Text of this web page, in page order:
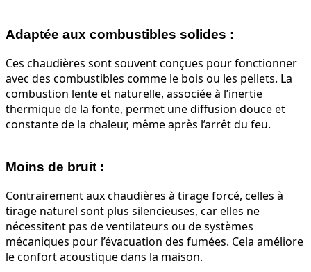
Adaptée aux combustibles solides :
Ces chaudières sont souvent conçues pour fonctionner
avec des combustibles comme le bois ou les pellets. La
combustion lente et naturelle, associée à l’inertie
thermique de la fonte, permet une diffusion douce et
constante de la chaleur, même après l’arrêt du feu.
Moins de bruit :
Contrairement aux chaudières à tirage forcé, celles à
tirage naturel sont plus silencieuses, car elles ne
nécessitent pas de ventilateurs ou de systèmes
mécaniques pour l’évacuation des fumées. Cela améliore
le confort acoustique dans la maison.